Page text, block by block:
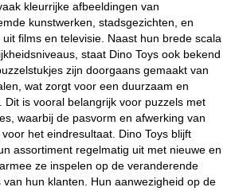
kleurrijke afbeeldingen van
kunstwerken, stadsgezichten, en
films en televisie. Naast hun brede scala
staat Dino Toys ook bekend
zijn doorgaans gemaakt van
wat zorgt voor een duurzaam en
Dit is vooral belangrijk voor puzzels met
waarbij de pasvorm en afwerking van
het eindresultaat. Dino Toys blijft
assortiment regelmatig uit met nieuwe en
ze inspelen op de veranderende
hun klanten. Hun aanwezigheid op de